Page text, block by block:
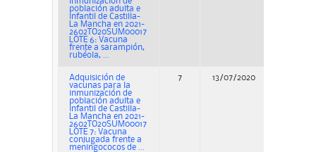
población adulta e
infantil de Castilla-
La Mancha en 2021-
2602TO20SUM00017
LOTE 6: Vacuna
frente a sarampión,
rubéola, ...
Adquisición de
vacunas para la
inmunización de
población adulta e
infantil de Castilla-
La Mancha en 2021-
2602TO20SUM00017
LOTE 7: Vacuna
conjugada frente a
meningococos de ...
7 13/07/2020